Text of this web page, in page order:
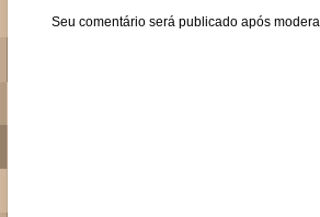
Seu comentário será publicado após